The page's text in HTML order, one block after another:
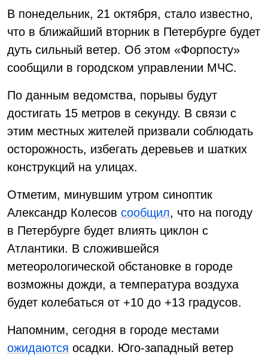
В понедельник, 21 октября, стало известно,
что в ближайший вторник в Петербурге будет
дуть сильный ветер. Об этом «Форпосту»
сообщили в городском управлении МЧС.
По данным ведомства, порывы будут
достигать 15 метров в секунду. В связи с
этим местных жителей призвали соблюдать
осторожность, избегать деревьев и шатких
конструкций на улицах.
Отметим, минувшим утром синоптик
Александр Колесов сообщил, что на погоду
в Петербурге будет влиять циклон с
Атлантики. В сложившейся
метеорологической обстановке в городе
возможны дожди, а температура воздуха
будет колебаться от +10 до +13 градусов.
Напомним, сегодня в городе местами
ожидаются осадки. Юго-западный ветер